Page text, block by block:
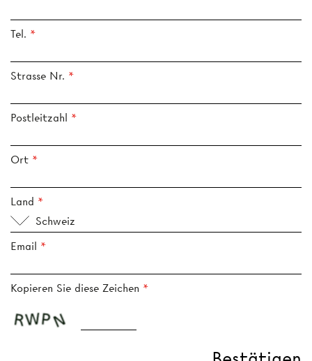
Tel.
Strasse Nr.
Postleitzahl
Ort
Land
Schweiz
Email
Kopieren Sie diese Zeichen